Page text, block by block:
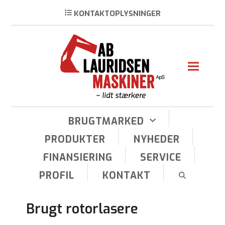
KONTAKTOPLYSNINGER
Open
Close
BRUGTMARKED
PRODUKTER
NYHEDER
FINANSIERING
SERVICE
PROFIL
KONTAKT
Brugt rotorlasere